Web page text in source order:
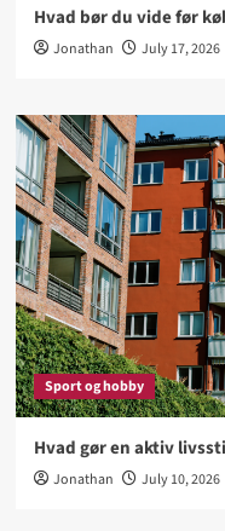
Hvad bør du vide før
Jonathan July 17, 2026
Sport og hobby
Hvad gør en aktiv
Jonathan July 10, 2026